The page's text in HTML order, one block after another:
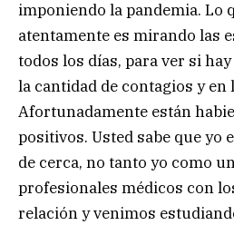
imponiendo la pandemia. Lo
atentamente es mirando las
todos los días, para ver si
la cantidad de contagios y en
Afortunadamente están
positivos. Usted sabe que yo
de cerca, no tanto yo como
profesionales médicos con
relación y venimos